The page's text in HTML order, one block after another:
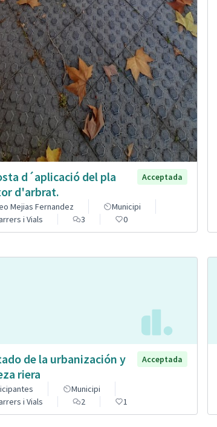
d´aplicació del pla
d'arbrat.
Acceptada
Mejias Fernandez
Municipi
i Vials
3 0
de la urbanización y
riera
Acceptada
Municipi
i Vials
2 1